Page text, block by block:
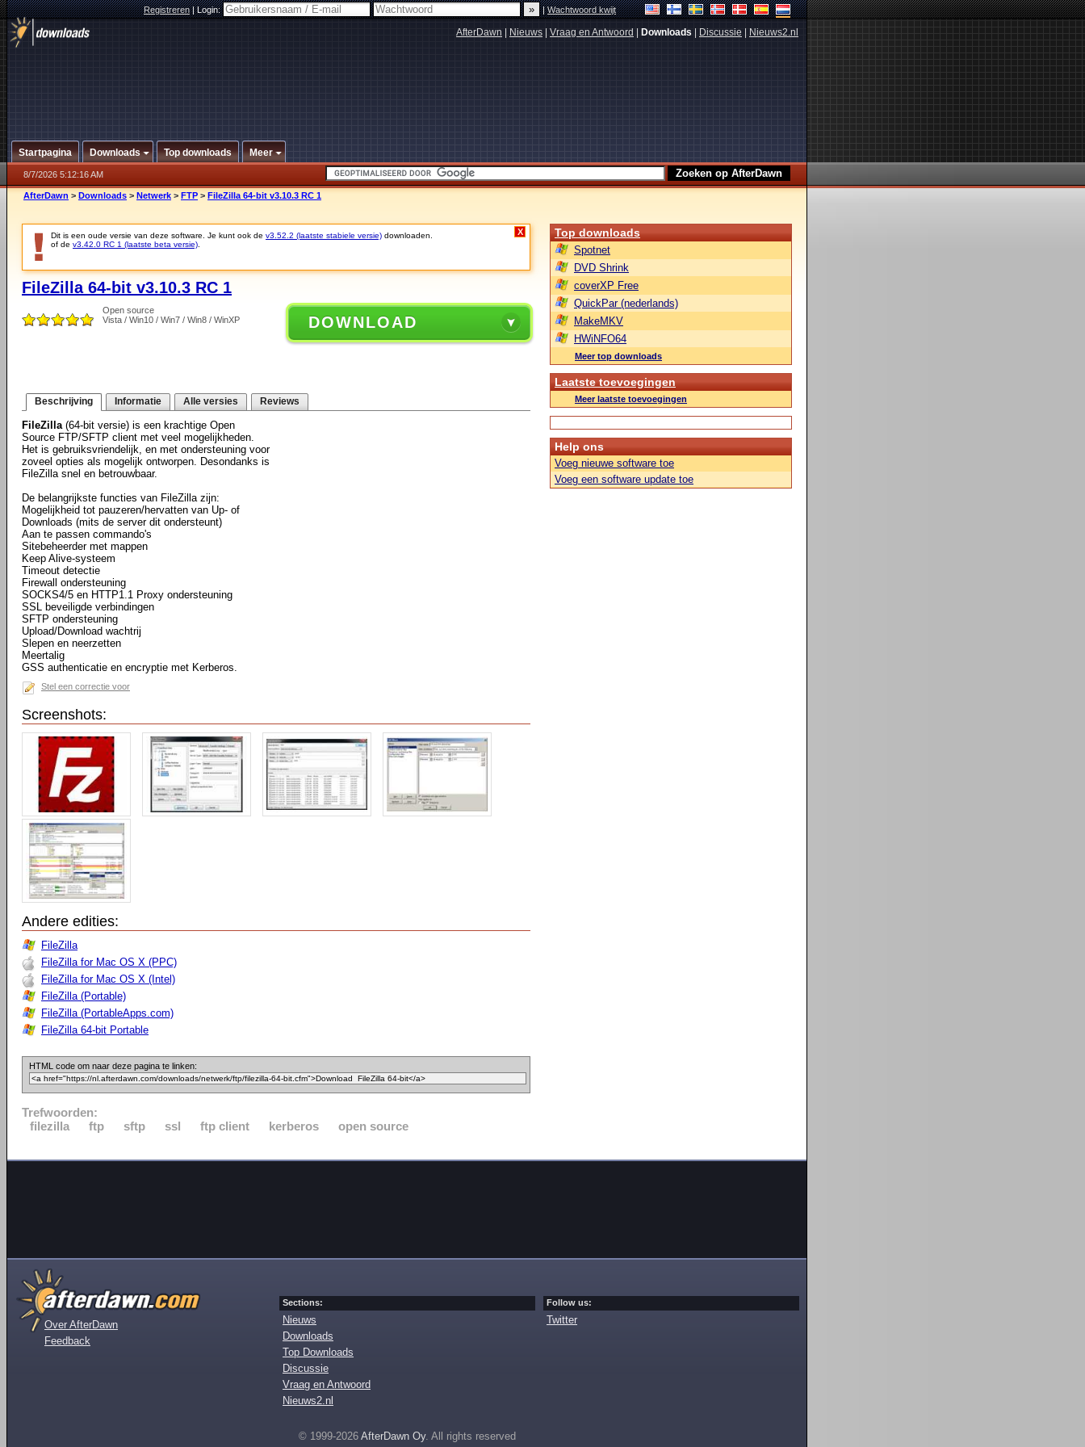
Registreren|Login: |Wachtwoord kwijt
AfterDawn Nieuws Vraag en Antwoord Downloads Discussie Nieuws2.nl
Startpagina Downloads Top downloads Meer
8/7/2026 5:12:16 AM
AfterDawn > Downloads > Netwerk > FTP > FileZilla 64-bit v3.10.3 RC 1
Dit is een oude versie van deze software. Je kunt ook de v3.52.2 (laatste stabiele versie) downloaden.
of de v3.42.0 RC 1 (laatste beta versie)
X
FileZilla 64-bit v3.10.3 RC 1
Open source
Vista / Win10 / Win7 / Win8 / WinXP
DOWNLOAD
Beschrijving Informatie Alle versies Reviews
FileZilla(64-bit versie) is een krachtige Open
Source FTP/SFTP client met veel mogelijkheden.
Het is gebruiksvriendelijk, en met ondersteuning voor
zoveel opties als mogelijk ontworpen. Desondanks is
FileZilla snel en betrouwbaar.
De belangrijkste functies van FileZilla zijn:
Mogelijkheid tot pauzeren/hervatten van Up- of
Downloads (mits de server dit ondersteunt)
Aan te passen commando's
Sitebeheerder met mappen
Keep Alive-systeem
Timeout detectie
Firewall ondersteuning
SOCKS4/5 en HTTP1.1 Proxy ondersteuning
SSL beveiligde verbindingen
SFTP ondersteuning
Upload/Download wachtrij
Slepen en neerzetten
Meertalig
GSS authenticatie en encryptie met Kerberos.
Stel een correctie voor
Screenshots:
Andere edities:
FileZilla
FileZilla for Mac OS X (PPC)
FileZilla for Mac OS X (Intel)
FileZilla (Portable)
FileZilla (PortableApps.com)
FileZilla 64-bit Portable
HTML code om naar deze pagina te linken:
Trefwoorden:
filezilla
ftp sftp ssl ftp client kerberos open source
Top downloads
Spotnet
DVD Shrink
coverXP Free
QuickPar (nederlands)
MakeMKV
HWiNFO64
Meer top downloads
Laatste toevoegingen
Meer laatste toevoegingen
Help ons
Voeg nieuwe software toe
Voeg een software update toe
Over AfterDawn
Feedback
Sections:
Nieuws
Downloads
Top Downloads
Discussie
Vraag en Antwoord
Nieuws2.nl
Follow us:
Twitter
© 1999-2026 AfterDawn Oy. All rights reserved